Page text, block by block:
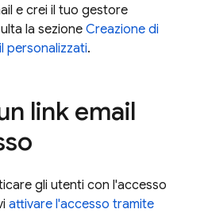
e crei il tuo gestore
la sezione Creazione di
personalizzati.
link email
gli utenti con l'accesso
attivare l'accesso tramite